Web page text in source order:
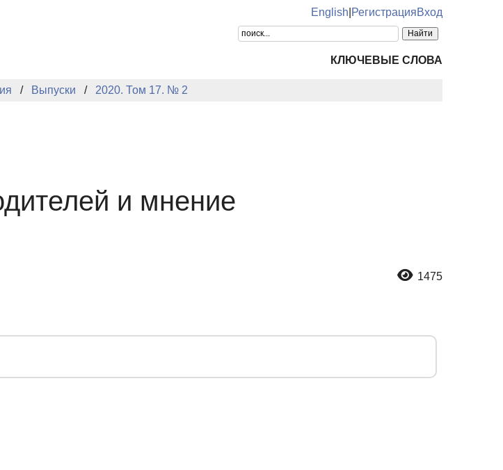
English РегистрацияВход
КЛЮЧЕВЫЕ СЛОВА
Выпуски 2020. Том 17. № 2
и мнение
1475